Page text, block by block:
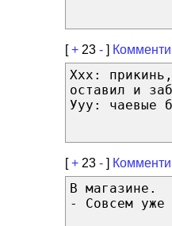
[+ 23 - ]
Ххх:
оставил и
Ууу: чаевые
[+ 23 - ]
В магазине.
- Совсем уже